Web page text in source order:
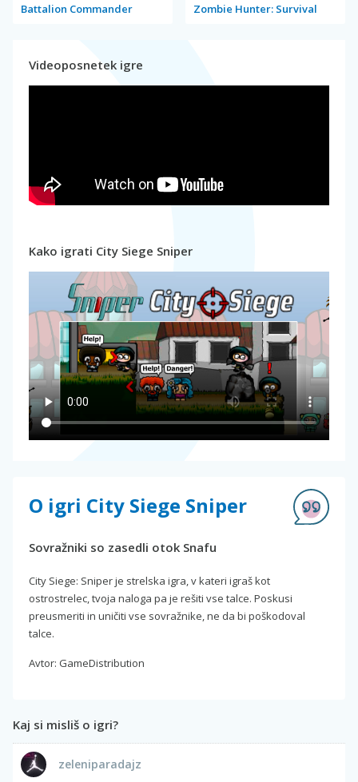
Battalion Commander Zombie Hunter: Survival
Videoposnetek igre
Kako igrati City Siege Sniper
O igri City Siege Sniper
Sovražniki so zasedli otok Snafu
City Siege: Sniper je strelska igra, v kateri igraš kot
ostrostrelec, tvoja naloga pa je rešiti vse talce. Poskusi
preusmeriti in uničiti vse sovražnike, ne da bi poškodoval
talce.
Avtor: GameDistribution
Kaj si misliš o igri?
zeleniparadajz